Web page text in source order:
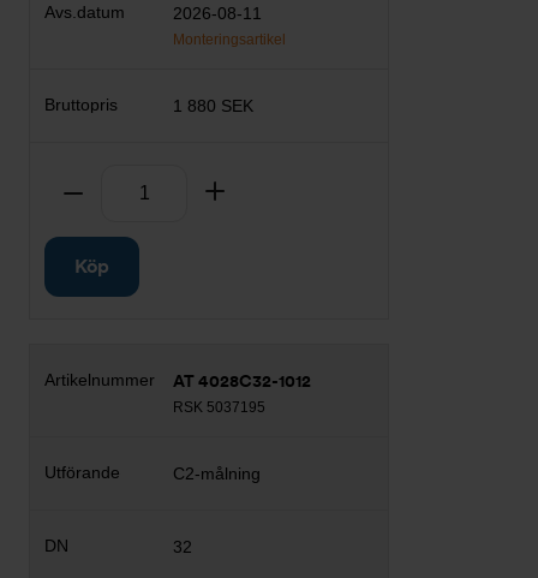
2026-08-11
Monteringsartikel
1 880 SEK
Ta bort
Köp
AT 4028C32-1012
RSK 5037195
C2-målning
32